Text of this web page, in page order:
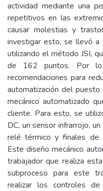
actividad mediante una
repetitivos en las
causar molestias y
investigar esto, se llevó a
utilizando el método JSI,
de 162 puntos. Por
recomendaciones para
automatización del
mecánico automatizado
cliente. Para esto, se
DC, un sensor infrarrojo,
relé térmico y finales de
Este diseño mecánico
trabajador que realiza
subproceso para este
realizar los controles